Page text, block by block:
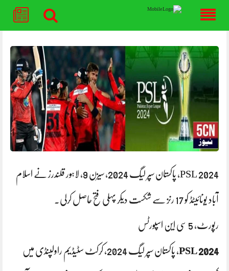
content
PSL 2024، پاکستان سپر لیگ 2024، سیزن 9، لاہور قلندرز نے اسلام
آباد یونائیٹڈ کو 17 رنز سے شکست دیکر پہلی فتح حاصل کرلی۔
رپورٹ، 5 سی این اسپورٹس
PSL 2024، پاکستان سپر لیگ 2024 ، کرکٹ سٹیڈیم راولپنڈی میں